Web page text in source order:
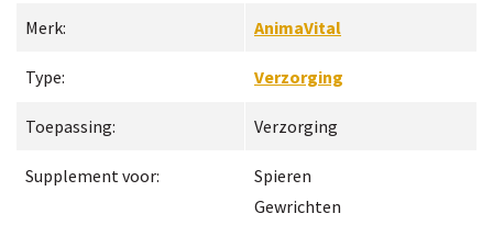
Merk: AnimaVital
Type: Verzorging
Toepassing: Verzorging
Supplement voor:
Spieren
Gewrichten